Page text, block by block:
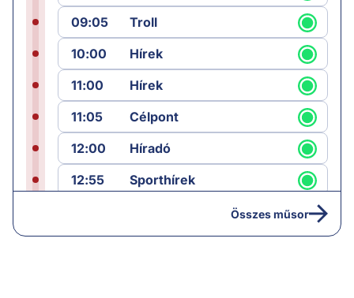
09:05
Troll
10:00
Hírek
11:00
Hírek
11:05
Célpont
12:00
Híradó
12:55
Sporthírek
Összes műsor